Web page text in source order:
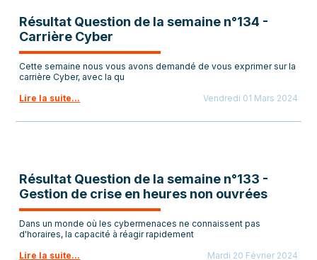
Résultat Question de la semaine n°134 -
Carrière Cyber
Cette semaine nous vous avons demandé de vous exprimer sur la
carrière Cyber, avec la qu
Lire la suite...
Vendredi 01 Mars 2024
Résultat Question de la semaine n°133 -
Gestion de crise en heures non ouvrées
Dans un monde où les cybermenaces ne connaissent pas
d'horaires, la capacité à réagir rapidement
Lire la suite...
Mardi 20 Février 2024